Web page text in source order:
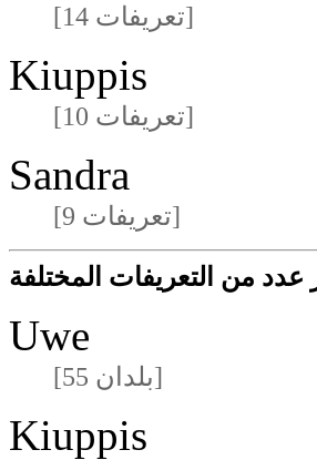
[14 تعريفات]
Kiuppis
[10 تعريفات]
Sandra
[9 تعريفات]
من التعريفات المختلفة
Uwe
[55 بلدان]
Kiuppis